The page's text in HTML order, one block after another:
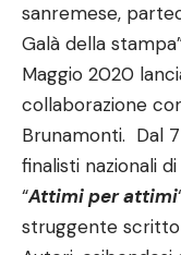
sanremese,
Galà della
Maggio 2020
collaborazione
Brunamonti. Dal
finalisti nazionali
“Attimi per attimi
struggente scritto